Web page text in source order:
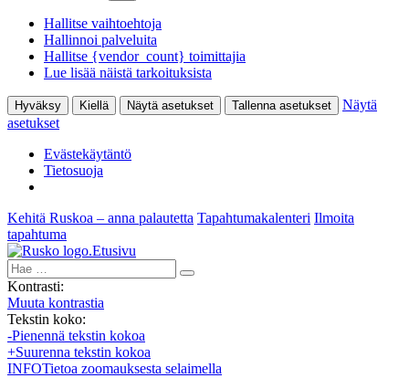
Hallitse vaihtoehtoja
Hallinnoi palveluita
Hallitse {vendor_count} toimittajia
Lue lisää näistä tarkoituksista
Hyväksy Kiellä Näytä asetukset Tallenna asetukset
Näytä
asetukset
Evästekäytäntö
Tietosuoja
Kehitä Ruskoa – anna palautetta Tapahtumakalenteri Ilmoita
tapahtuma
Etusivu
Hae:
Kontrasti:
Muuta kontrastia
Tekstin koko:
-Pienennä tekstin kokoa
+Suurenna tekstin kokoa
INFOTietoa zoomauksesta selaimella